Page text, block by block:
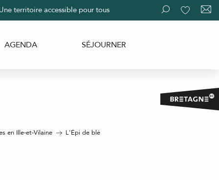
Recherche
territoire accessible pour tous
AGENDA SÉJOURNER
en Ille-et-Vilaine L'Épi de blé